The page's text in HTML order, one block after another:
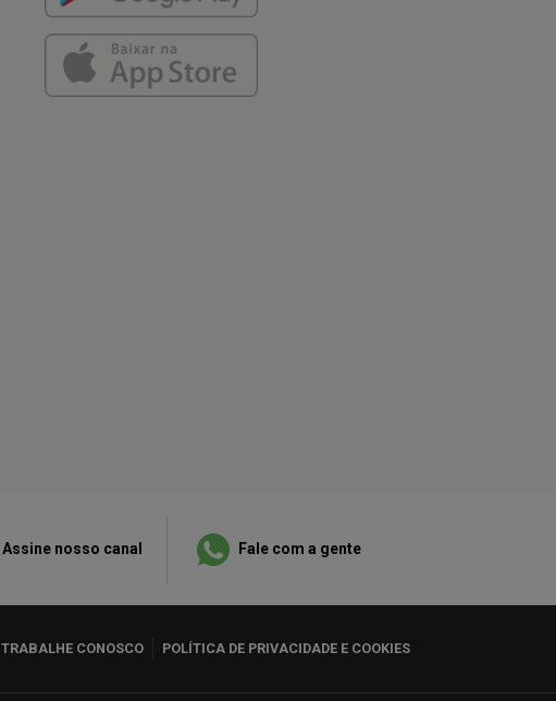
Assine nosso canal Fale com a gente
TRABALHE CONOSCO POLÍTICA DE PRIVACIDADE E COOKIES